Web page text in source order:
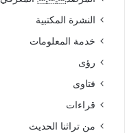
النشرة المكتبية
خدمة المعلومات
رؤى
فتاوى
قراءات
من تراثنا الحديث